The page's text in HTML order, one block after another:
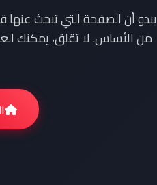
يبدو أن الصفحة التي تبحث عنها
من الأساس. لا تقلق، يمكنك